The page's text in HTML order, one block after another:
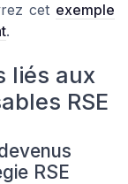
cet exemple
.
liés aux
RSE
RSE